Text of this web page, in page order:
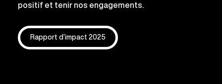
positif et tenir nos engagements.
Rapport d’impact 2025